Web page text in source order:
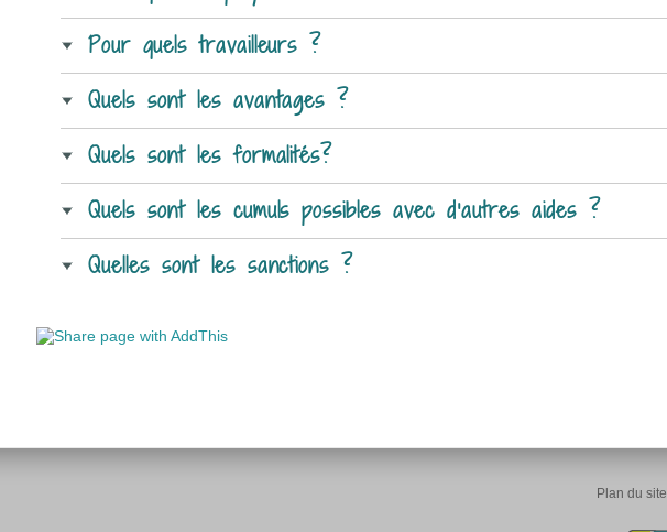
Pour quels travailleurs ?
Quels sont les avantages ?
Quels sont les formalités?
Quels sont les cumuls possibles avec d’autres aides ?
Quelles sont les sanctions ?
Plan du site